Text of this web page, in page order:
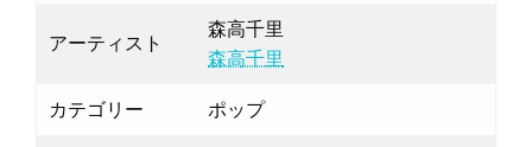
アーティスト
森高千里
森高千里
カテゴリー ポップ